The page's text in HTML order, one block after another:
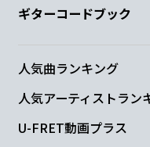
ギターコードブック
人気曲ランキング
人気アーティストラン
U-FRET動画プラス